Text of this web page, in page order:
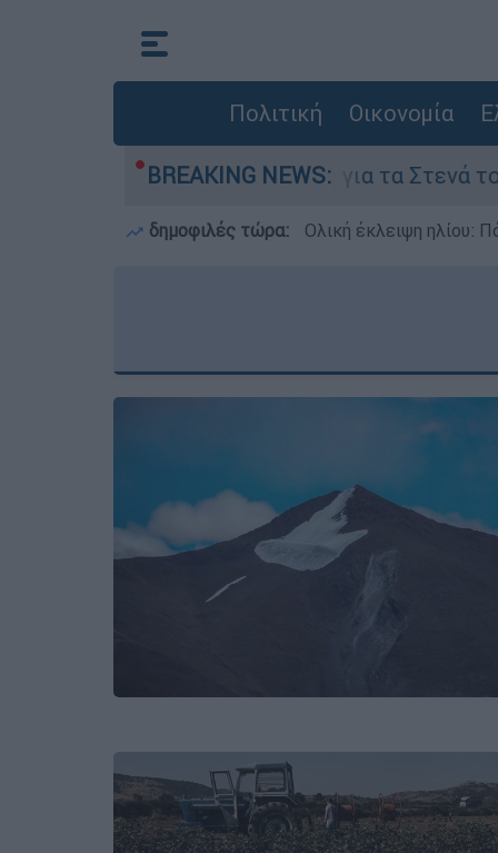
Πολιτική Οικονομία
BREAKING NEWS:
της Τεχεράνης για τα Στενά του Ορμούζ
δημοφιλές τώρα: Ολική έκλειψη ηλίου: